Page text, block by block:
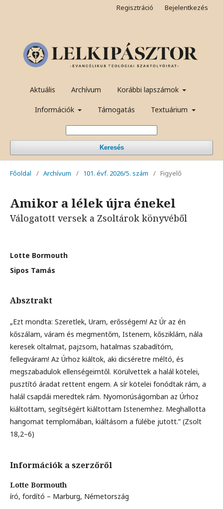
Aktuális Archívum Korábbi lapszámok
Információk Támogatás Textuárium
Keresés
Regisztráció Bejelentkezés
Főoldal / Archívum / 101. évf. 2026/5. szám / Figyelő
Amikor a lélek újra énekel
Válogatott versek a Zsoltárok könyvéből
Lotte Bormouth
Sipos Tamás
Absztrakt
„Ezt mondta: Szeretlek, Uram, erősségem! Az Úr az én
kőszálam, váram és megmentőm, Istenem, kősziklám, nála
keresek oltalmat, pajzsom, hatalmas szabadítóm,
fellegváram! Az Úrhoz kiáltok, aki dicséretre méltó, és
megszabadulok ellenségeimtől. Körülvettek a halál kötelei,
pusztító áradat rettent engem. A sír kötelei fonódtak rám, a
halál csapdái meredtek rám. Nyomorúságomban az Úrhoz
kiáltottam, segítségért kiáltottam Istenemhez. Meghallotta
hangomat templomában, kiáltásom a fülébe jutott.” (Zsolt
18,2–6)
Információk a szerzőről
Lotte Bormouth
író, fordító – Marburg, Németország